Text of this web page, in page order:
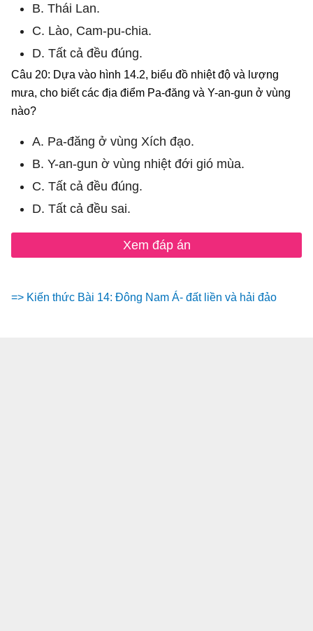
B. Thái Lan.
C. Lào, Cam-pu-chia.
D. Tất cả đều đúng.
Câu 20: Dựa vào hình 14.2, biểu đồ nhiệt độ và lượng
mưa, cho biết các địa điểm Pa-đăng và Y-an-gun ở vùng
nào?
A. Pa-đăng ở vùng Xích đạo.
B. Y-an-gun ờ vùng nhiệt đới gió mùa.
C. Tất cả đều đúng.
D. Tất cả đều sai.
Xem đáp án
=> Kiến thức Bài 14: Đông Nam Á- đất liền và hải đảo